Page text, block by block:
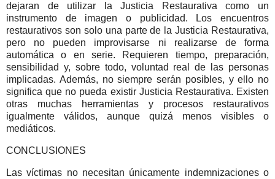
dejaran de utilizar la Justicia Restaurativa como un
instrumento de imagen o publicidad. Los encuentros
restaurativos son solo una parte de la Justicia Restaurativa,
pero no pueden improvisarse ni realizarse de forma
automática o en serie. Requieren tiempo, preparación,
sensibilidad y, sobre todo, voluntad real de las personas
implicadas. Además, no siempre serán posibles, y ello no
significa que no pueda existir Justicia Restaurativa. Existen
otras muchas herramientas y procesos restaurativos
igualmente válidos, aunque quizá menos visibles o
mediáticos.
CONCLUSIONES
Las víctimas no necesitan únicamente indemnizaciones o